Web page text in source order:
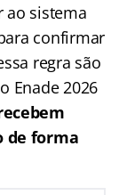
ao sistema
confirmar
regra são
Enade 2026
de forma